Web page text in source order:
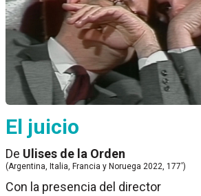
El juicio
De Ulises de la Orden
(Argentina, Italia, Francia y Noruega 2022, 177')
Con la presencia del director